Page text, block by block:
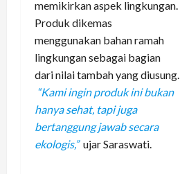
memikirkan aspek lingkungan.
Produk dikemas
menggunakan bahan ramah
lingkungan sebagai bagian
dari nilai tambah yang diusung.
“Kami ingin produk ini bukan
hanya sehat, tapi juga
bertanggung jawab secara
ekologis,” ujar Saraswati.